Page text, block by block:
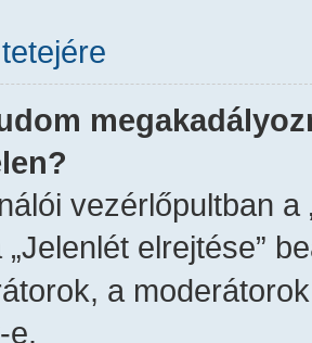
vezérlőpultban
„Jelenlét elrejtése”
a
e.